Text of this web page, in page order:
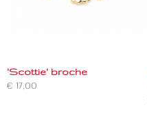
'Scottie' broche
€ 17,00